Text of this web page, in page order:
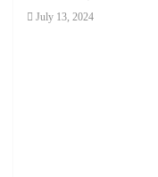
July 13, 2024